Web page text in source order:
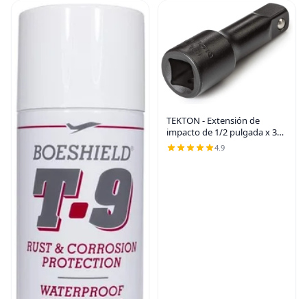
TEKTON - Extensión de
impacto de 1/2 pulgada x 3
pulgadas | SIA21103
4.9